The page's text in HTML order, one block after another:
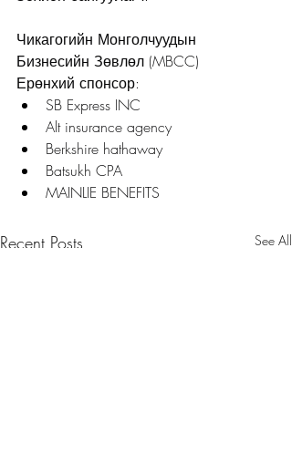
Чикагогийн Монголчуудын
Бизнесийн Зөвлөл (MBCC)
Ерөнхий спонсор:
SB Express INC
Alt insurance agency
Berkshire hathaway
Batsukh CPA
MAINLIE BENEFITS
Recent Posts See All